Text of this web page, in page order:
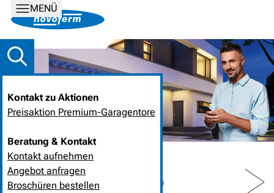
MENÜ
Kontakt zu Aktionen
Preisaktion Premium-Garagentore
Beratung & Kontakt
Kontakt aufnehmen
Angebot anfragen
Broschüren bestellen
PREV NEXT